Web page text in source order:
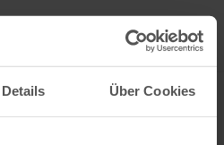
Details Über Cookies
CARTE INTERACTIVE
ma
Ouvrir le filtre